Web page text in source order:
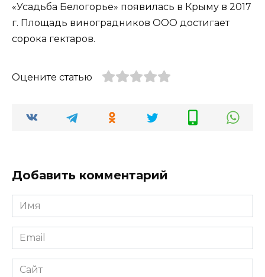
«Усадьба Белогорье» появилась в Крыму в 2017
г. Площадь виноградников ООО достигает
сорока гектаров.
Оцените статью
Добавить комментарий
Имя
*
Email
*
Сайт